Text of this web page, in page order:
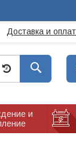
Доставка и
и